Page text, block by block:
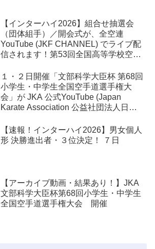
【インターハイ2026】組合せ抽選会
（団体組手）／開会式が、全空連
YouTube (JKF CHANNEL) でライブ配
信されます！第53回全国高等学校空手
１・２日開催「文部科学大臣杯 第68回
小学生・中学生全国空手道選手権大
会」が JKA 公式YouTube (Japan
Karate Association 公益社団法人日本
【速報！インターハイ2026】男女個人
形 決勝進出者・３位決定！ ７日
【アーカイブ動画・結果あり！】JKA
文部科学大臣杯第68回小学生・中学生
全国空手道選手権大会 開催